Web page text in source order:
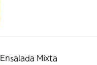
Ensalada Mixta